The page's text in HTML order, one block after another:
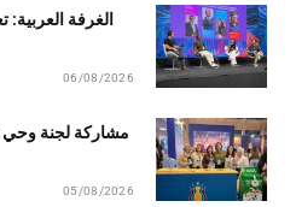
الغرفة العربية:
06/08/2026
مشاركة لجنة وحي
05/08/2026